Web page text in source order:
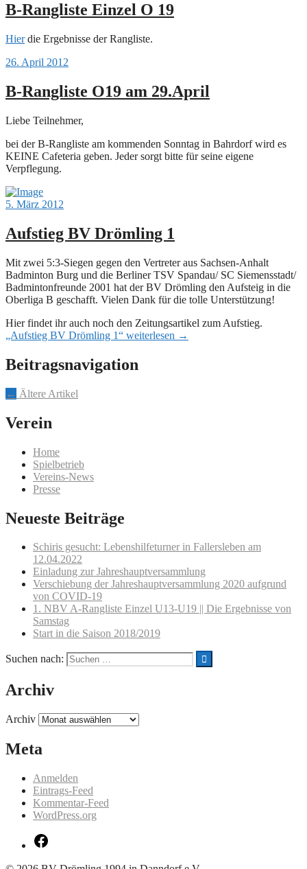
B-Rangliste Einzel O 19
Hierdie Ergebnisse der Rangliste.
26. April 2012
B-Rangliste O19 am 29.April
Liebe Teilnehmer,
bei der B-Rangliste am kommenden Sonntag in Bahrdorf wird es
KEINE Cafeteria geben. Jeder sorgt bitte für seine eigene
Verpflegung.
5. März 2012
Aufstieg BV Drömling 1
Mit zwei 5:3-Siegen gegen den Vertreter aus Sachsen-Anhalt
Badminton Burg und die Berliner TSV Spandau/ SC Siemensstadt/
Badmintonfreunde 2001 hat der BV Drömling den Aufsteig in die
Oberliga B geschafft. Vielen Dank für die tolle Unterstützung!
Hier findet ihr auch noch den Zeitungsartikel zum Aufstieg.
„Aufstieg BV Drömling 1“ weiterlesen →
Beitragsnavigation
← Ältere Artikel
Verein
Home
Spielbetrieb
Vereins-News
Presse
Neueste Beiträge
Schiris gesucht: Lebenshilfeturner in Fallersleben am
12.04.2022
Einladung zur Jahreshauptversammlung
Verschiebung der Jahreshauptversammlung 2020 aufgrund
von COVID-19
1. NBV A-Rangliste Einzel U13-U19 || Die Ergebnisse von
Samstag
Start in die Saison 2018/2019
Suchen nach:
Archiv
Archiv
Meta
Anmelden
Eintrags-Feed
Kommentar-Feed
WordPress.org